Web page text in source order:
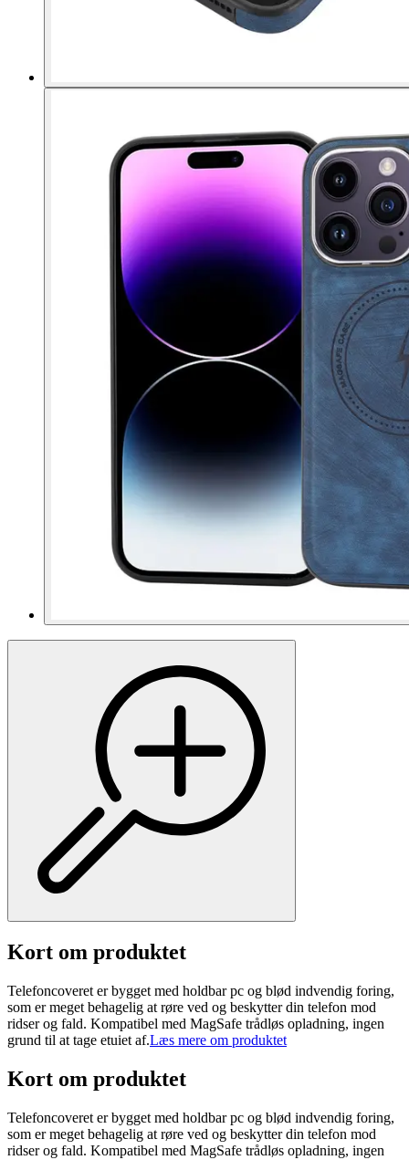
Kort om produktet
Telefoncoveret er bygget med holdbar pc og blød indvendig foring,
som er meget behagelig at røre ved og beskytter din telefon mod
ridser og fald. Kompatibel med MagSafe trådløs opladning, ingen
grund til at tage etuiet af.Læs mere om produktet
Kort om produktet
Telefoncoveret er bygget med holdbar pc og blød indvendig foring,
som er meget behagelig at røre ved og beskytter din telefon mod
ridser og fald. Kompatibel med MagSafe trådløs opladning, ingen